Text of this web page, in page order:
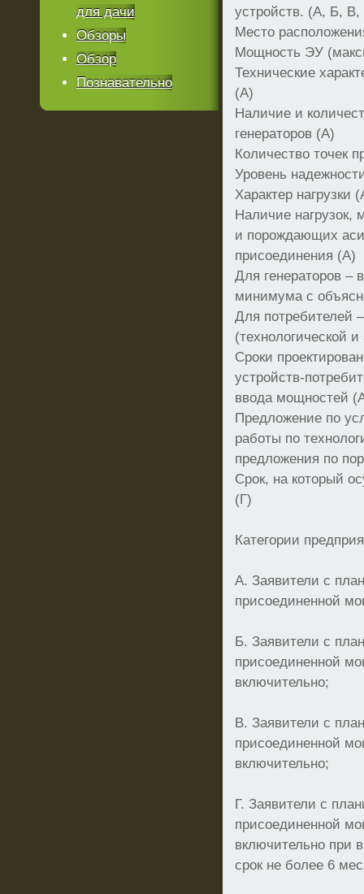
устройств. (А, Б, В,
Место
Мощность ЭУ
Технические
(А)
Наличие и
генераторов (А)
Количество точек
Уровень
Характер нагрузки
Наличие
и порождающих
присоединения (А)
Для генераторов –
минимума с
Для потребителей
(технологической
Сроки
устройств-
ввода мощностей
Предложение по
работы по
предложения по
Срок, на который
(Г)
Категории
А. Заявители с
присоединенной
Б. Заявители с
присоединенной
включительно;
В. Заявители с
присоединенной
включительно;
Г. Заявители с
присоединенной
включительно при
срок не более 6
для дачи
Обзоры
Обзор
Познавательно